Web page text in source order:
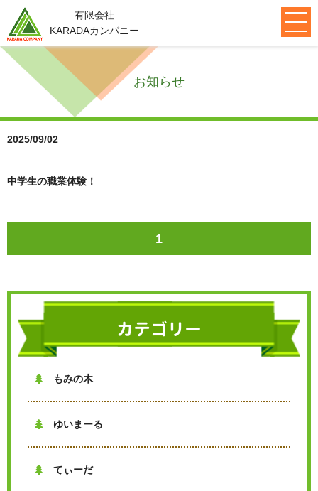
有限会社
KARADAカンパニー
メニュー
初めての方へ アクセス
患者様の声 ブログ ニュース 求人・セミナー情報
もみの木接骨院 ゆいまーる接骨院 てぃーだ接骨院
早稲田イーライフひだまり 代表メッセージ 設備紹介
取り扱い商品
スポーツ障害 肩の痛み 足・腰の痛み 首の痛み 鍼灸治療
交通事故治療 耳つぼダイエット 骨盤矯正 自律神経失調症
その他の症状
お知らせ
2025/09/02
中学生の職業体験！
1
カテゴリー
 もみの木
 ゆいまーる
 てぃーだ